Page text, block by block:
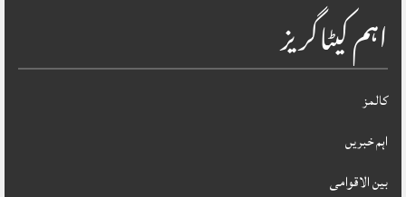
اہم کیٹاگریز
کالمز
اہم خبریں
بین الاقوامی